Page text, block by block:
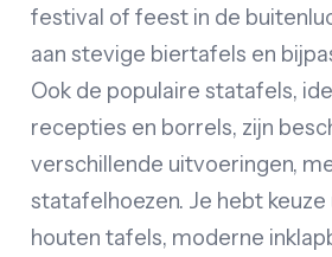
festival of feest in de
aan stevige biertafels en
Ook de populaire statafels,
recepties en borrels, zijn
verschillende uitvoeringen,
statafelhoezen. Je hebt keuze
houten tafels, moderne